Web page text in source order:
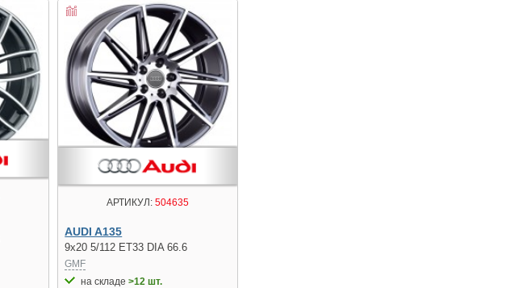
АРТИКУЛ: 504635
AUDI A135
9x20 5/112 ET33 DIA 66.6
GMF
на складе>12 шт.